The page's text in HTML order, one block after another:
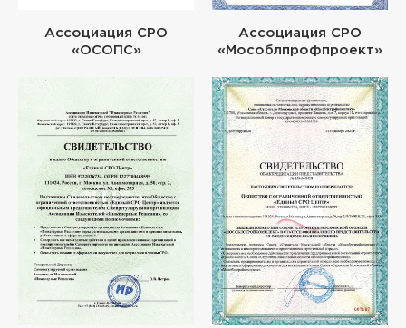
Ассоциация СРО
«ОСОПС»
Ассоциация СРО
«Мособлпрофпроект»